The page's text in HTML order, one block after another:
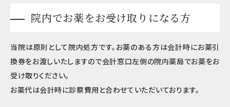
院内でお薬をお受け取りになる方
当院は原則として院内処方です。お薬のある方は会計時にお薬引
換券をお渡しいたしますので会計窓口左側の院内薬局でお薬をお
受け取りください。
お薬代は会計時に診察費用と合わせていただいております。